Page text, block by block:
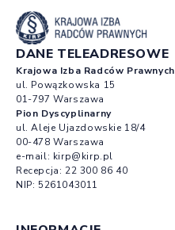
DANE TELEADRESOWE
Krajowa Izba Radców Prawnych
ul. Powązkowska 15
01-797 Warszawa
Pion Dyscyplinarny
ul. Aleje Ujazdowskie 18/4
00-478 Warszawa
e-mail: kirp@kirp.pl
Recepcja: 22 300 86 40
NIP: 5261043011